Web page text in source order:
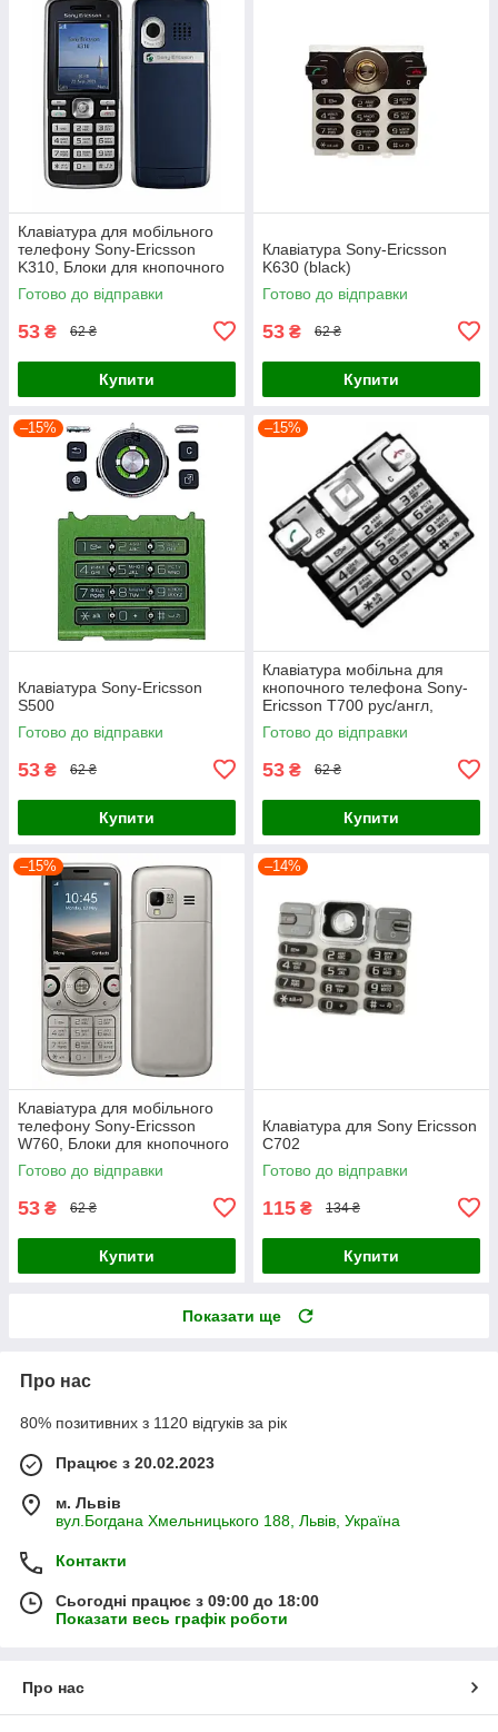
Клавіатура для мобільного
телефону Sony-Ericsson
K310, Блоки для кнопочного
телефона
Готово до відправки
53 ₴ 62 ₴
Купити
Клавіатура Sony-Ericsson
K630 (black)
Готово до відправки
53 ₴ 62 ₴
Купити
–15%
Клавіатура Sony-Ericsson
S500
Готово до відправки
53 ₴ 62 ₴
Купити
–15%
Клавіатура мобільна для
кнопочного телефона Sony-
Ericsson T700 рус/англ,
Клавіатурні блоки для
мобільних телефонів
Готово до відправки
53 ₴ 62 ₴
Купити
–15%
Клавіатура для мобільного
телефону Sony-Ericsson
W760, Блоки для кнопочного
телефона
Готово до відправки
53 ₴ 62 ₴
Купити
–14%
Клавіатура для Sony Ericsson
C702
Готово до відправки
115 ₴ 134 ₴
Купити
Показати ще
Про нас
80% позитивних з 1120 відгуків за рік
Працює з 20.02.2023
м. Львів
вул.Богдана Хмельницького 188, Львів, Україна
Контакти
Сьогодні працює з 09:00 до 18:00
Показати весь графік роботи
Про нас